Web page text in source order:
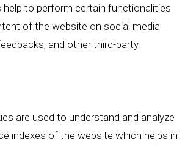
help to perform certain functionalities
of the website on social media
and other third-party
are used to understand and analyze
indexes of the website which helps in